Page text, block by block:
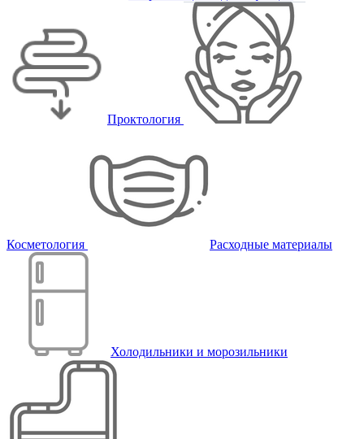
Проктология
Косметология Расходные материалы
Холодильники и морозильники